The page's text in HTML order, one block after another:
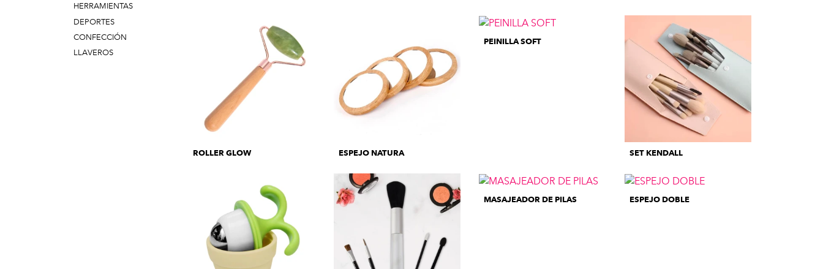
HERRAMIENTAS
DEPORTES
CONFECCIÓN
LLAVEROS
ROLLER GLOW ESPEJO NATURA
PEINILLA SOFT
SET KENDALL
MASAJEADOR DE PILAS ESPEJO DOBLE